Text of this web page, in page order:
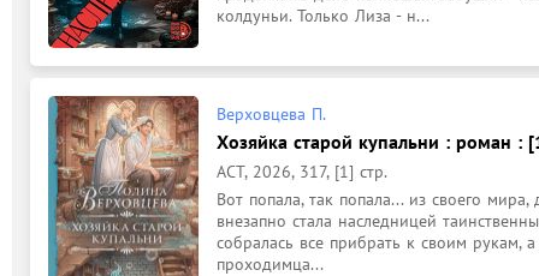
колдуньи. Только Лиза - н...
Верховцева П.
Хозяйка старой купальни : роман :
АСТ, 2026, 317, [1] стр.
Вот попала, так попала... из своего
внезапно стала наследницей
собралась все прибрать к своим рукам,
проходимца...